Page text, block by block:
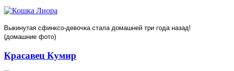
Выкинутая сфинксо-девочка стала домашней три года назад!
(домашние фото)
Красавец Кумир